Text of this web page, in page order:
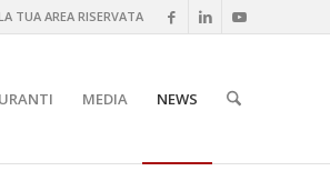
TUA AREA RISERVATA
MEDIA NEWS